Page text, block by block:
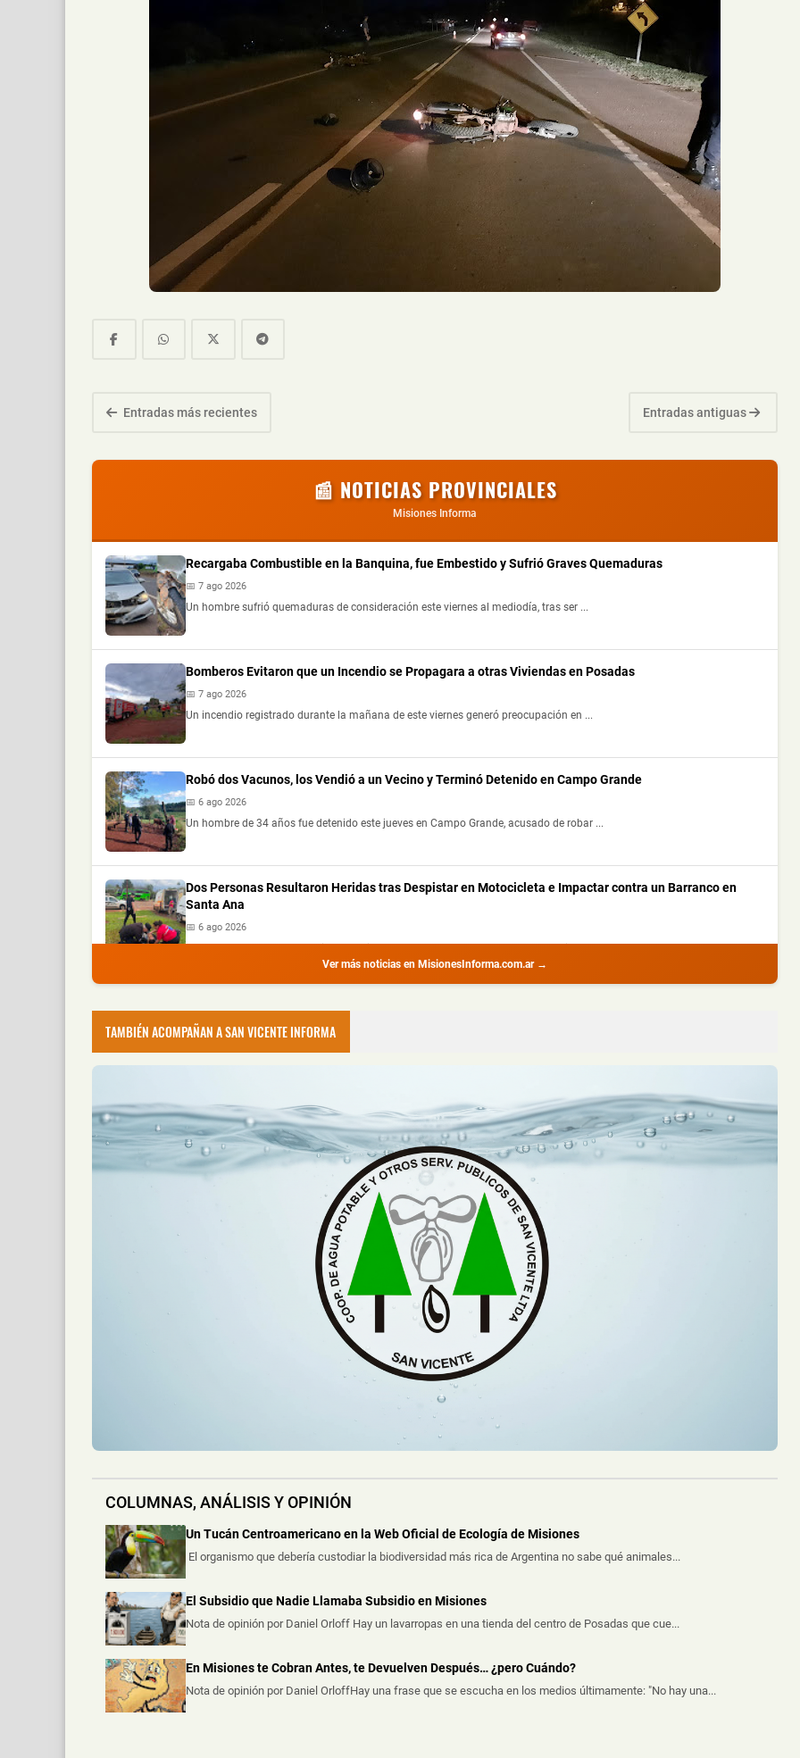
Entradas más recientes Entradas antiguas
📰 NOTICIAS PROVINCIALES
Misiones Informa
Recargaba Combustible en la Banquina, fue Embestido y Sufrió Graves Quemaduras
📅 7 ago 2026
Un hombre sufrió quemaduras de consideración este viernes al mediodía, tras ser ...
Bomberos Evitaron que un Incendio se Propagara a otras Viviendas en Posadas
📅 7 ago 2026
Un incendio registrado durante la mañana de este viernes generó preocupación en ...
Robó dos Vacunos, los Vendió a un Vecino y Terminó Detenido en Campo Grande
📅 6 ago 2026
Un hombre de 34 años fue detenido este jueves en Campo Grande, acusado de robar ...
Dos Personas Resultaron Heridas tras Despistar en Motocicleta e Impactar contra un Barranco en
Santa Ana
📅 6 ago 2026
Un automóvil protagonizó un despiste este jueves al mediodía sobre la Ruta Nacio...
Policías Encubiertos Capturaron a dos Dealers con Cocaína y Marihuana Dosificadas en un Barrio de
Puerto Iguazú
📅 6 ago 2026
Dos presuntos dealers fueron demorados durante procedimientos realizados por la ...
Chocó a una Moto en Posadas, dejó dos Heridos y Escapó del Lugar
Dos personas resultaron heridas luego de que un automóvil embistiera a una motoc...
Creyó que Había Apagado un Cigarrillo y su Casa Terminó Consumida por el Fuego
Una vivienda fue consumida por un incendio durante la madrugada de este jueves e...
Ver más noticias en MisionesInforma.com.ar →
TAMBIÉN ACOMPAÑAN A SAN VICENTE INFORMA
COLUMNAS, ANÁLISIS Y OPINIÓN
Un Tucán Centroamericano en la Web Oficial de Ecología de Misiones
El organismo que debería custodiar la biodiversidad más rica de Argentina no sabe qué animales...
El Subsidio que Nadie Llamaba Subsidio en Misiones
Nota de opinión por Daniel Orloff Hay un lavarropas en una tienda del centro de Posadas que cue...
En Misiones te Cobran Antes, te Devuelven Después… ¿pero Cuándo?
Nota de opinión por Daniel OrloffHay una frase que se escucha en los medios últimamente: "No hay una...